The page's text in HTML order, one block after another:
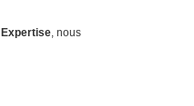
, nous